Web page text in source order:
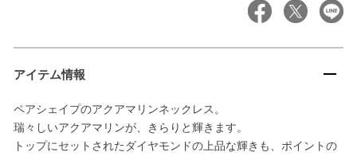
アイテム情報
ペアシェイプのアクアマリンネックレス。
瑞々しいアクアマリンが、きらりと輝きます。
トップにセットされたダイヤモンドの上品な輝きも、ポイントの